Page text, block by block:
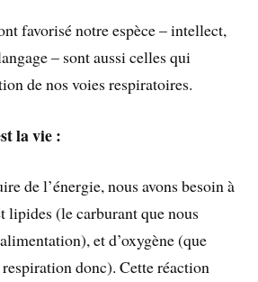
favorisé notre espèce – intellect,
– sont aussi celles qui
de nos voies respiratoires.
la vie :
de l’énergie, nous avons besoin à
lipides (le carburant que nous
et d’oxygène (que
donc). Cette réaction